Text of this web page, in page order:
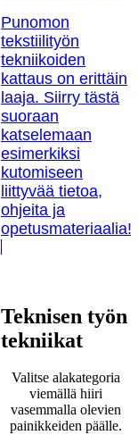
Punomon
tekstiilityön
tekniikoiden
kattaus on erittäin
laaja. Siirry tästä
suoraan
katselemaan
esimerkiksi
kutomiseen
liittyvää tietoa,
ohjeita ja
opetusmateriaalia!
Teknisen työn
tekniikat
Valitse alakategoria
viemällä hiiri
vasemmalla olevien
painikkeiden päälle.